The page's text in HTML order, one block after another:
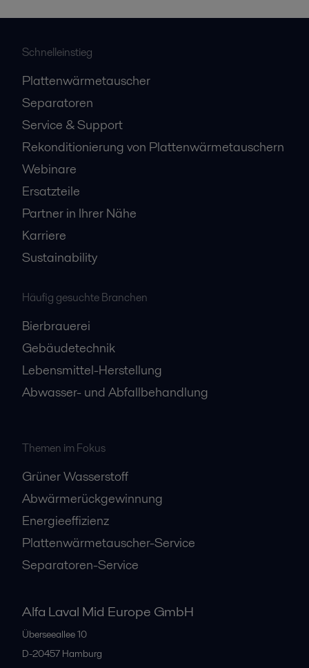
Schnelleinstieg
Plattenwärmetauscher
Separatoren
Service & Support
Rekonditionierung von Plattenwärmetauschern
Webinare
Ersatzteile
Partner in Ihrer Nähe
Karriere
Sustainability
Häufig gesuchte Branchen
Bierbrauerei
Gebäudetechnik
Lebensmittel-Herstellung
Abwasser- und Abfallbehandlung
Themen im Fokus
Grüner Wasserstoff
Abwärmerückgewinnung
Energieeffizienz
Plattenwärmetauscher-Service
Separatoren-Service
Alfa Laval Mid Europe GmbH
Überseeallee 10
D-20457 Hamburg